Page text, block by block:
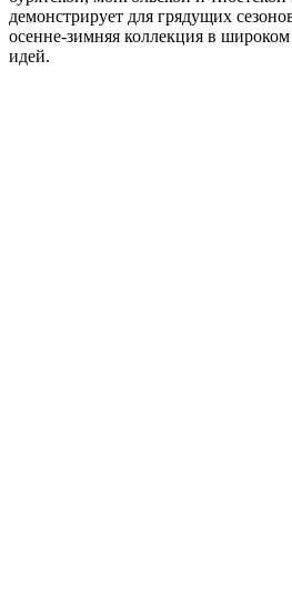
демонстрирует для грядущих
осенне-зимняя коллекция в
идей.